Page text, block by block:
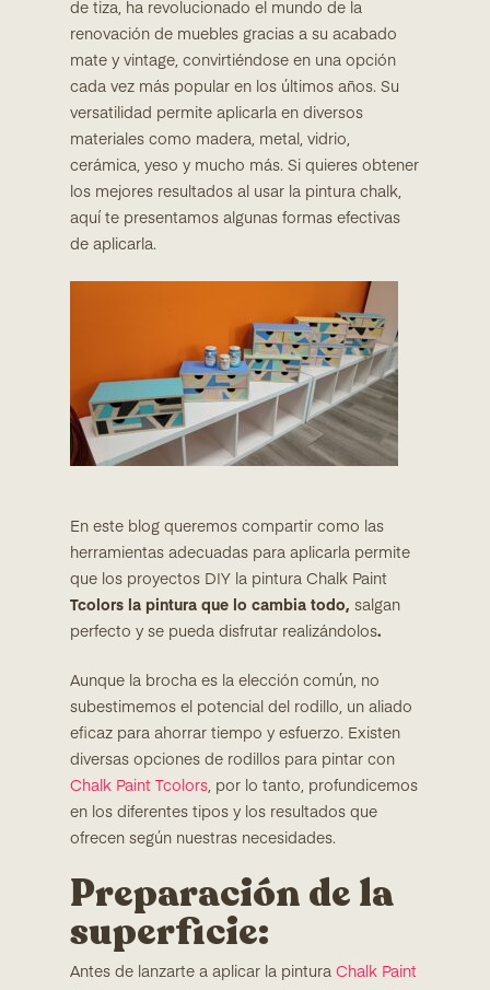
de tiza, ha revolucionado el mundo de la
renovación de muebles gracias a su acabado
mate y vintage, convirtiéndose en una opción
cada vez más popular en los últimos años. Su
versatilidad permite aplicarla en diversos
materiales como madera, metal, vidrio,
cerámica, yeso y mucho más. Si quieres obtener
los mejores resultados al usar la pintura chalk,
aquí te presentamos algunas formas efectivas
de aplicarla.
En este blog queremos compartir como las
herramientas adecuadas para aplicarla permite
que los proyectos DIY la pintura Chalk Paint
Tcolors la pintura que lo cambia todo, salgan
perfecto y se pueda disfrutar realizándolos.
Aunque la brocha es la elección común, no
subestimemos el potencial del rodillo, un aliado
eficaz para ahorrar tiempo y esfuerzo. Existen
diversas opciones de rodillos para pintar con
Chalk Paint Tcolors, por lo tanto, profundicemos
en los diferentes tipos y los resultados que
ofrecen según nuestras necesidades.
Preparación de la
superficie:
Antes de lanzarte a aplicar la pintura Chalk Paint